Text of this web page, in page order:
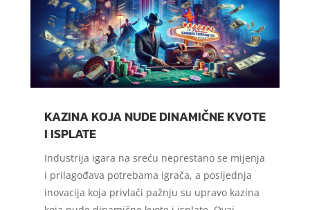
KAZINA KOJA NUDE DINAMIČNE KVOTE
I ISPLATE
Industrija igara na sreću neprestano se mijenja
i prilagođava potrebama igrača, a posljednja
inovacija koja privlači pažnju su upravo kazina